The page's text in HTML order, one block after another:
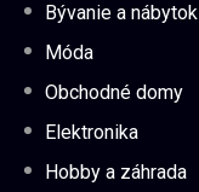
Bývanie a nábytok
Móda
Obchodné domy
Elektronika
Hobby a záhrada